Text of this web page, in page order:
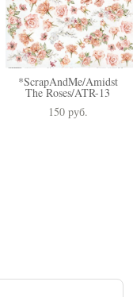
*ScrapAndMe/Amidst
The Roses/ATR-13
150 pуб.